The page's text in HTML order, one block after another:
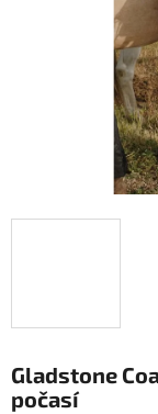
Gladstone
počasí